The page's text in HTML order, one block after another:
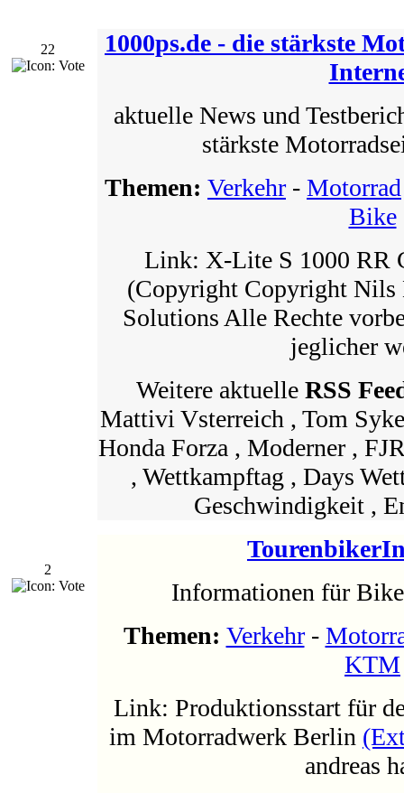
22
1000ps.de - die stärkste
aktuelle News und
stärkste
Themen: Verkehr - Motorrad
Bike
Link: X-Lite S 1000 RR
(Copyright Copyright Nils
Solutions Alle Rechte
jeglicher
Weitere aktuelle RSS
Mattivi Vsterreich , Tom
Honda Forza , Moderner ,
, Wettkampftag , Days
Geschwindigkeit ,
2
Informationen für
Themen: Verkehr-
KTM
Link: Produktionsstart für
im Motorradwerk Berlin
andreas